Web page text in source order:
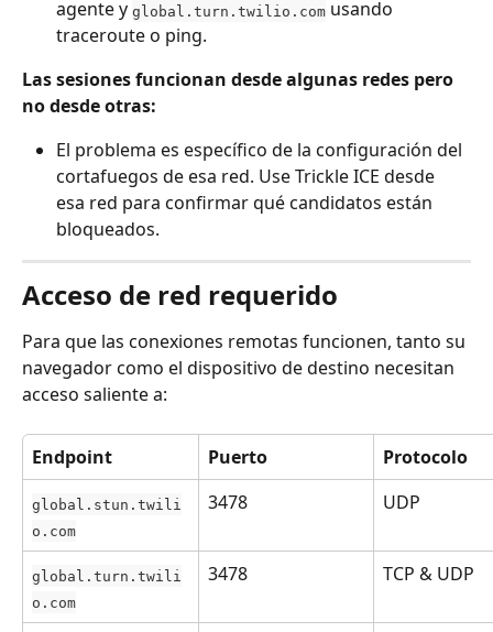
agente y global.turn.twilio.com usando
traceroute o ping.
Las sesiones funcionan desde algunas redes pero
no desde otras:
El problema es específico de la configuración del
cortafuegos de esa red. Use Trickle ICE desde
esa red para confirmar qué candidatos están
bloqueados.
Acceso de red requerido
Para que las conexiones remotas funcionen, tanto su
navegador como el dispositivo de destino necesitan
acceso saliente a:
Endpoint Puerto Protocolo
global.stun.twili
o.com
3478 UDP
global.turn.twili
o.com
3478 TCP & UDP